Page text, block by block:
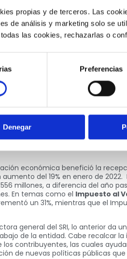
propias y de terceros. Las
de análisis y marketing solo se
las cookies, rechazarlas o
Preferencias
Denegar
en la economía de todos los
orientaron suspolíticas
, que al día de hoy sigue
Sin embargo, estos no son los
Banco Mundial
“Perspectivas
Latina y el Caribe el crecimiento
espera que en el 2023 aumente al
generales, pero hoy queremos
el país ha presentado un
año del 2021, a diferencia del
del COVID-19. En cuanto al
cual implica un escenario positivo
económica benefició la
del 19% en enero de 2022.
millones, a diferencia del año
En temas como el Impuesto al
un 31%, mientras que el
general del SRI, lo anterior da
de la entidad. Cabe recalcar
contribuyentes, las cuales
de nuevas políticas públicas